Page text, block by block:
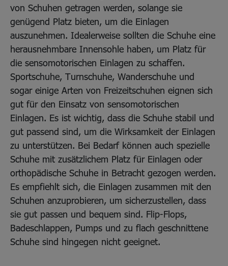
von Schuhen getragen werden, solange sie
genügend Platz bieten, um die Einlagen
auszunehmen. Idealerweise sollten die Schuhe eine
herausnehmbare Innensohle haben, um Platz für
die sensomotorischen Einlagen zu schaffen.
Sportschuhe, Turnschuhe, Wanderschuhe und
sogar einige Arten von Freizeitschuhen eignen sich
gut für den Einsatz von sensomotorischen
Einlagen. Es ist wichtig, dass die Schuhe stabil und
gut passend sind, um die Wirksamkeit der Einlagen
zu unterstützen. Bei Bedarf können auch spezielle
Schuhe mit zusätzlichem Platz für Einlagen oder
orthopädische Schuhe in Betracht gezogen werden.
Es empfiehlt sich, die Einlagen zusammen mit den
Schuhen anzuprobieren, um sicherzustellen, dass
sie gut passen und bequem sind. Flip-Flops,
Badeschlappen, Pumps und zu flach geschnittene
Schuhe sind hingegen nicht geeignet.